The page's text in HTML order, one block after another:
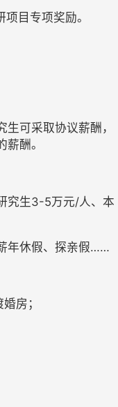
目专项奖励。
可采取协议薪酬，
酬。
究生3-5万元/人、本
年休假、探亲假……
房；